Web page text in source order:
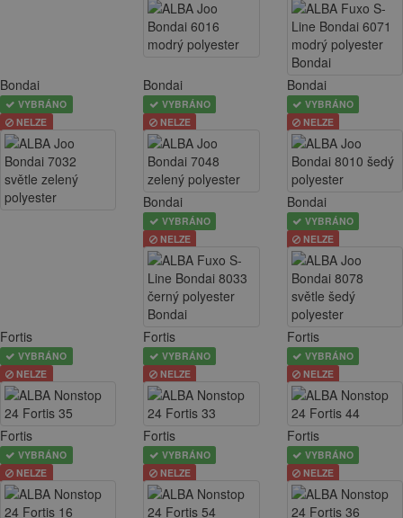
Bondai
VYBRÁNO
NELZE
Bondai
VYBRÁNO
NELZE
Bondai
VYBRÁNO
NELZE
Bondai
VYBRÁNO
NELZE
Bondai
VYBRÁNO
NELZE
Fortis
VYBRÁNO
NELZE
Fortis
VYBRÁNO
NELZE
Fortis
VYBRÁNO
NELZE
Fortis
VYBRÁNO
NELZE
Fortis
VYBRÁNO
NELZE
Fortis
VYBRÁNO
NELZE